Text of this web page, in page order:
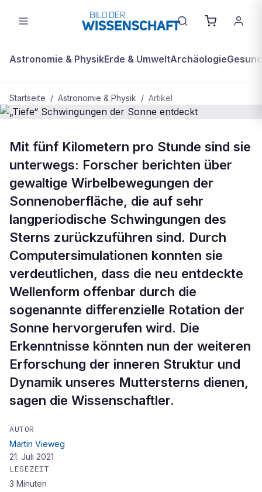
Astronomie & PhysikErde & UmweltArchäologie
Startseite / Astronomie & Physik / Artikel
„Tiefe“ Schwingungen der Sonne
entdeckt
Mit fünf Kilometern pro Stunde sind sie
unterwegs: Forscher berichten über
gewaltige Wirbelbewegungen der
Sonnenoberfläche, die auf sehr
langperiodische Schwingungen des
Sterns zurückzuführen sind. Durch
Computersimulationen konnten sie
verdeutlichen, dass die neu entdeckte
Wellenform offenbar durch die
sogenannte differenzielle Rotation der
Sonne hervorgerufen wird. Die
Erkenntnisse könnten nun der weiteren
Erforschung der inneren Struktur und
Dynamik unseres Muttersterns dienen,
sagen die Wissenschaftler.
AUTOR
Martin Vieweg
21. Juli 2021
LESEZEIT
3 Minuten